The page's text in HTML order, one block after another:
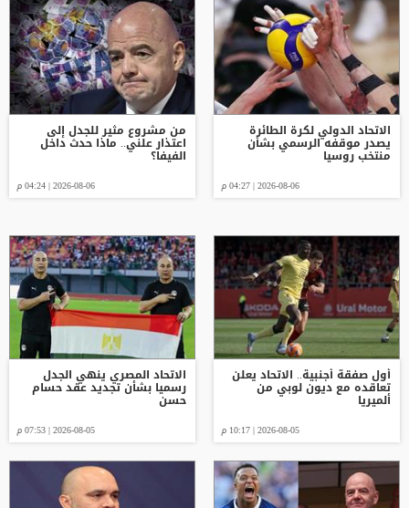
الاتحاد الدولي لكرة الطائرة
يصدر موقفه الرسمي بشأن
منتخب روسيا
2026-08-06 | 04:27 م
من مشروع مثير للجدل إلى
اعتذار علني.. ماذا حدث داخل
الفيفا؟
2026-08-06 | 04:24 م
أول صفقة أجنبية.. الاتحاد يعلن
تعاقده مع ديون لوبي من
ألميريا
2026-08-05 | 10:17 م
الاتحاد المصري ينهي الجدل
رسميا بشأن تجديد عقد حسام
حسن
2026-08-05 | 07:53 م